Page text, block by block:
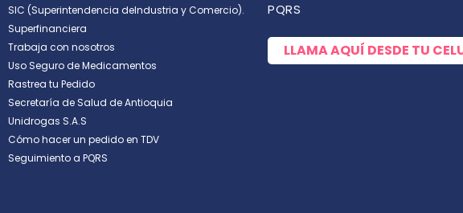
SIC (Superintendencia deIndustria y Comercio).
Superfinanciera
Trabaja con nosotros
Uso Seguro de Medicamentos
Rastrea tu Pedido
Secretaría de Salud de Antioquia
Unidrogas S.A.S
Cómo hacer un pedido en TDV
Seguimiento a PQRS
PQRS
LLAMA AQUÍ DESDE TU